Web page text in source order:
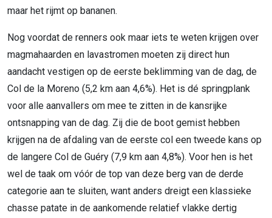
maar het rijmt op bananen.
Nog voordat de renners ook maar iets te weten krijgen over
magmahaarden en lavastromen moeten zij direct hun
aandacht vestigen op de eerste beklimming van de dag, de
Col de la Moreno (5,2 km aan 4,6%). Het is dé springplank
voor alle aanvallers om mee te zitten in de kansrijke
ontsnapping van de dag. Zij die de boot gemist hebben
krijgen na de afdaling van de eerste col een tweede kans op
de langere Col de Guéry (7,9 km aan 4,8%). Voor hen is het
wel de taak om vóór de top van deze berg van de derde
categorie aan te sluiten, want anders dreigt een klassieke
chasse patate in de aankomende relatief vlakke dertig